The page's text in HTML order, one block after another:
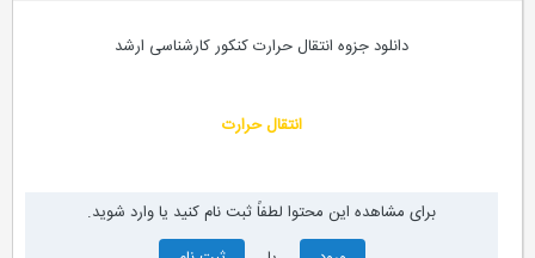
دانلود جزوه انتقال حرارت کنکور کارشناسی ارشد
انتقال حرارت
برای مشاهده این محتوا لطفاً ثبت نام کنید یا وارد شوید.